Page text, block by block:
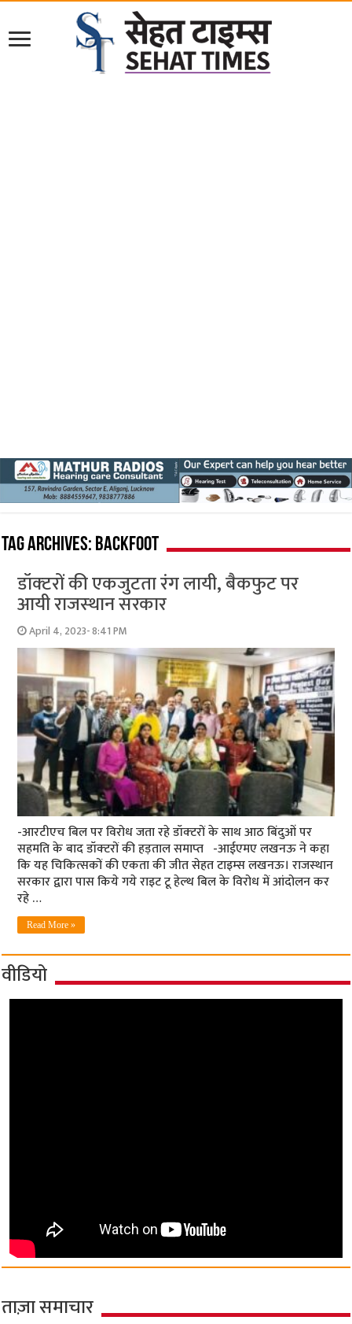
Tag Archives: backfoot
डॉक्‍टरों की एकजुटता रंग लायी, बैकफुट पर
आयी राजस्‍थान सरकार
April 4, 2023- 8:41 PM
-आरटीएच बिल पर विरोध जता रहे डॉक्‍टरों के साथ आठ बिंदुओं पर
स‍हमति के बाद डॉक्‍टरों की हड़ताल समाप्‍त -आईएमए लखनऊ ने कहा
कि यह चिकित्‍सकों की एकता की जीत सेहत टाइम्‍स लखनऊ। राजस्‍थान
सरकार द्वारा पास किये गये राइट टू हेल्‍थ बिल के विरोध में आंदोलन कर
रहे …
Read More »
वीडियो
ताज़ा समाचार